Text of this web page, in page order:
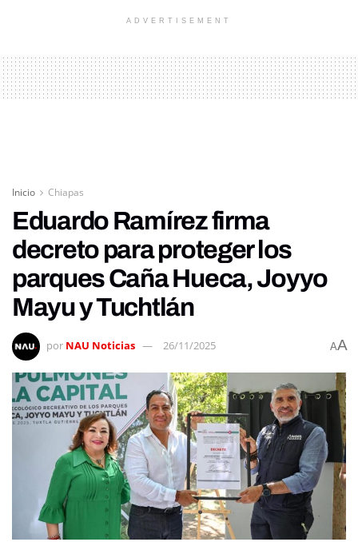
ADVERTISEMENT
Inicio Chiapas
Eduardo Ramírez firma
decreto para proteger los
parques Caña Hueca, Joyyo
Mayu y Tuchtlán
por NAU Noticias 26/11/2025 AA